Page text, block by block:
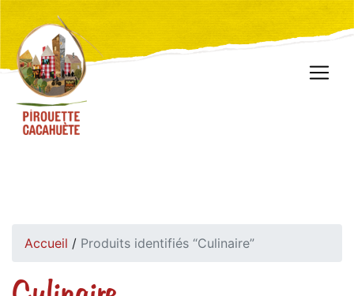
Accueil / Produits identifiés “Culinaire”